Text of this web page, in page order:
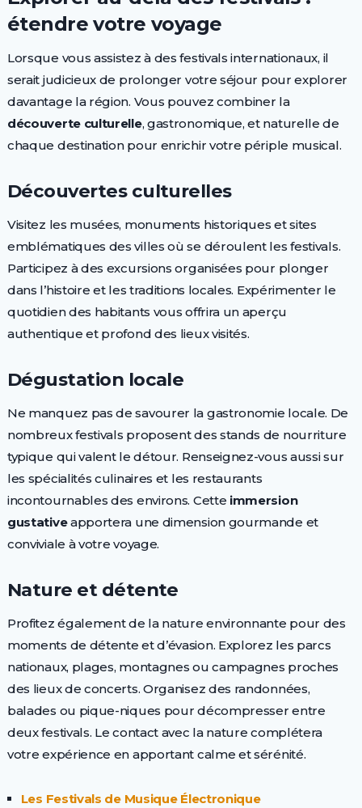
étendre votre voyage
Lorsque vous assistez à des festivals internationaux, il
serait judicieux de prolonger votre séjour pour explorer
davantage la région. Vous pouvez combiner la
découverte culturelle, gastronomique, et naturelle de
chaque destination pour enrichir votre périple musical.
Découvertes culturelles
Visitez les musées, monuments historiques et sites
emblématiques des villes où se déroulent les festivals.
Participez à des excursions organisées pour plonger
dans l’histoire et les traditions locales. Expérimenter le
quotidien des habitants vous offrira un aperçu
authentique et profond des lieux visités.
Dégustation locale
Ne manquez pas de savourer la gastronomie locale. De
nombreux festivals proposent des stands de nourriture
typique qui valent le détour. Renseignez-vous aussi sur
les spécialités culinaires et les restaurants
incontournables des environs. Cette immersion
gustativeapportera une dimension gourmande et
conviviale à votre voyage.
Nature et détente
Profitez également de la nature environnante pour des
moments de détente et d’évasion. Explorez les parcs
nationaux, plages, montagnes ou campagnes proches
des lieux de concerts. Organisez des randonnées,
balades ou pique-niques pour décompresser entre
deux festivals. Le contact avec la nature complétera
votre expérience en apportant calme et sérénité.
Les Festivals de Musique Électronique